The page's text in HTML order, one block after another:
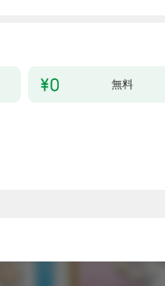
無料